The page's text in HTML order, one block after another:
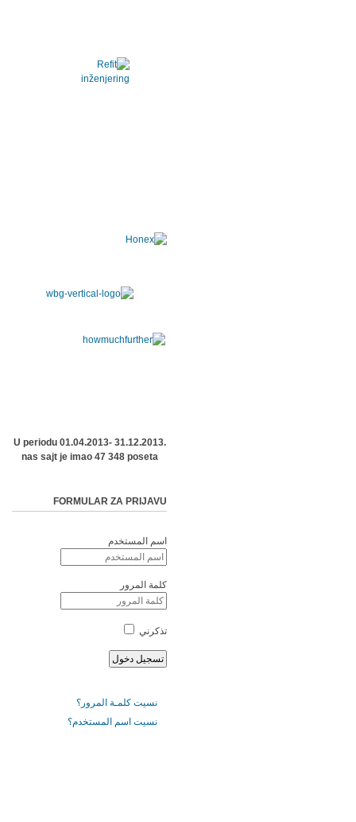
U periodu 01.04.2013- 31.12.2013.
nas sajt je imao 47 348 poseta
FORMULAR ZA PRIJAVU
اسم المستخدم
كلمة المرور
تذكرني
نسيت كلمـة المرور؟
نسيت اسم المستخدم؟